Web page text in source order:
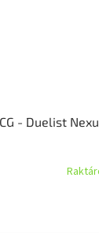
- Duelist